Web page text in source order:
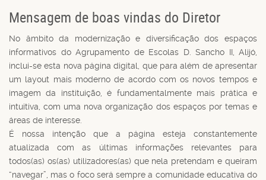
Mensagem de boas vindas do Diretor
No âmbito da modernização e diversificação dos espaços
informativos do Agrupamento de Escolas D. Sancho II, Alijó,
inclui-se esta nova página digital, que para além de apresentar
um layout mais moderno de acordo com os novos tempos e
imagem da instituição, é fundamentalmente mais prática e
intuitiva, com uma nova organização dos espaços por temas e
áreas de interesse.
É nossa intenção que a página esteja constantemente
atualizada com as últimas informações relevantes para
todos(as) os(as) utilizadores(as) que nela pretendam e queiram
“navegar”, mas o foco será sempre a comunidade educativa do